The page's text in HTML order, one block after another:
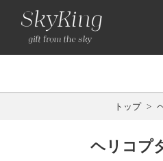
トップ
ヘリコプ